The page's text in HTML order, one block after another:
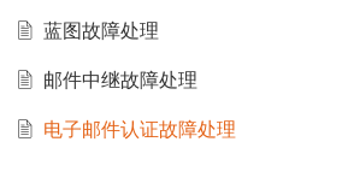
蓝图故障处理
邮件中继故障处理
电子邮件认证故障处理